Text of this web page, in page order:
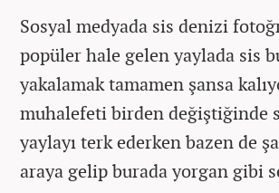
Sosyal medyada sis denizi
popüler hale gelen yaylada sis
yakalamak tamamen şansa
muhalefeti birden değiştiğinde
yaylayı terk ederken bazen de
araya gelip burada yorgan gibi